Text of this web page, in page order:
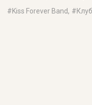
#Kiss Forever Band, #